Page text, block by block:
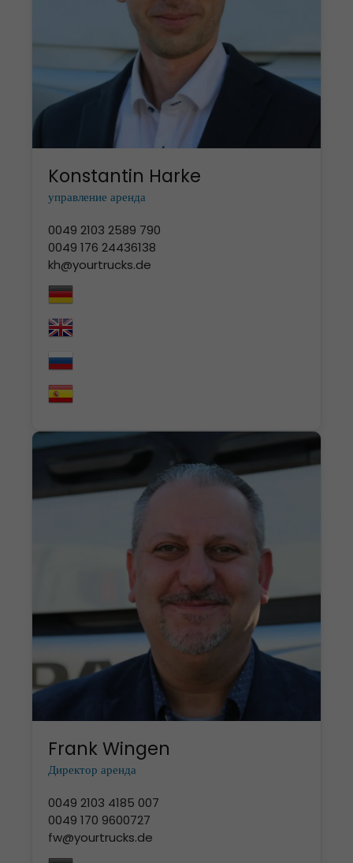
Konstantin Harke
управление аренда
0049 2103 2589 790
0049 176 24436138
kh@yourtrucks.de
Frank Wingen
Директор аренда
0049 2103 4185 007
0049 170 9600727
fw@yourtrucks.de